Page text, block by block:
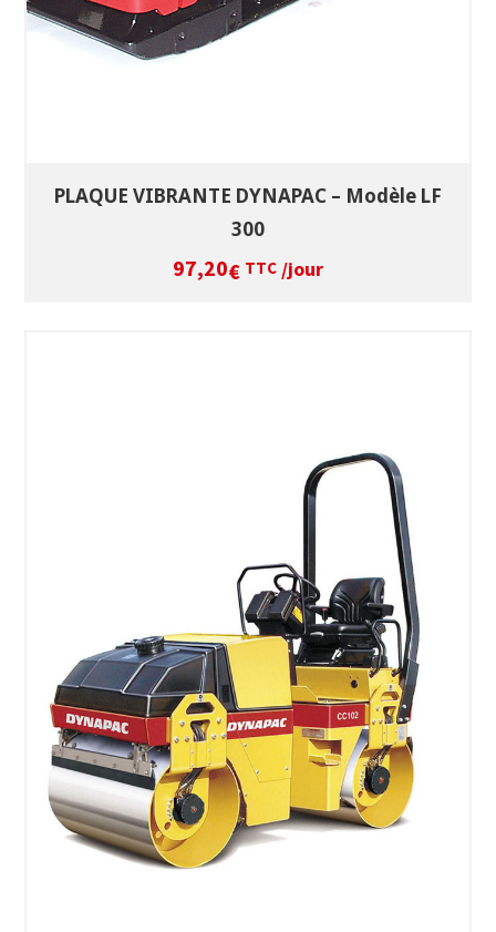
PLAQUE VIBRANTE DYNAPAC – Modèle LF
300
97,20€ TTC /jour
SÉLECTIONNEZ LES DATES
VOIR LE PRODUIT